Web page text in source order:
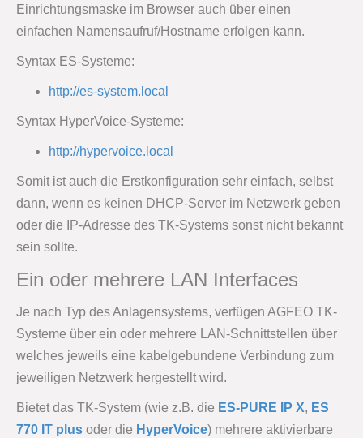
Einrichtungsmaske im Browser auch über einen
einfachen Namensaufruf/Hostname erfolgen kann.
Syntax ES-Systeme:
http://es-system.local
Syntax HyperVoice-Systeme:
http://hypervoice.local
Somit ist auch die Erstkonfiguration sehr einfach, selbst
dann, wenn es keinen DHCP-Server im Netzwerk geben
oder die IP-Adresse des TK-Systems sonst nicht bekannt
sein sollte.
Ein oder mehrere LAN Interfaces
Je nach Typ des Anlagensystems, verfügen AGFEO TK-
Systeme über ein oder mehrere LAN-Schnittstellen über
welches jeweils eine kabelgebundene Verbindung zum
jeweiligen Netzwerk hergestellt wird.
Bietet das TK-System (wie z.B. die ES-PURE IP X, ES
770 IT plus oder die HyperVoice) mehrere aktivierbare